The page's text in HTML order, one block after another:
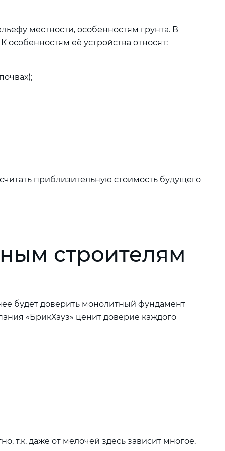
местности, особенностям грунта. В
особенностям её устройства относят:
приблизительную стоимость будущего
строителям
будет доверить монолитный фундамент
«БрикХауз» ценит доверие каждого
т.к. даже от мелочей здесь зависит многое.